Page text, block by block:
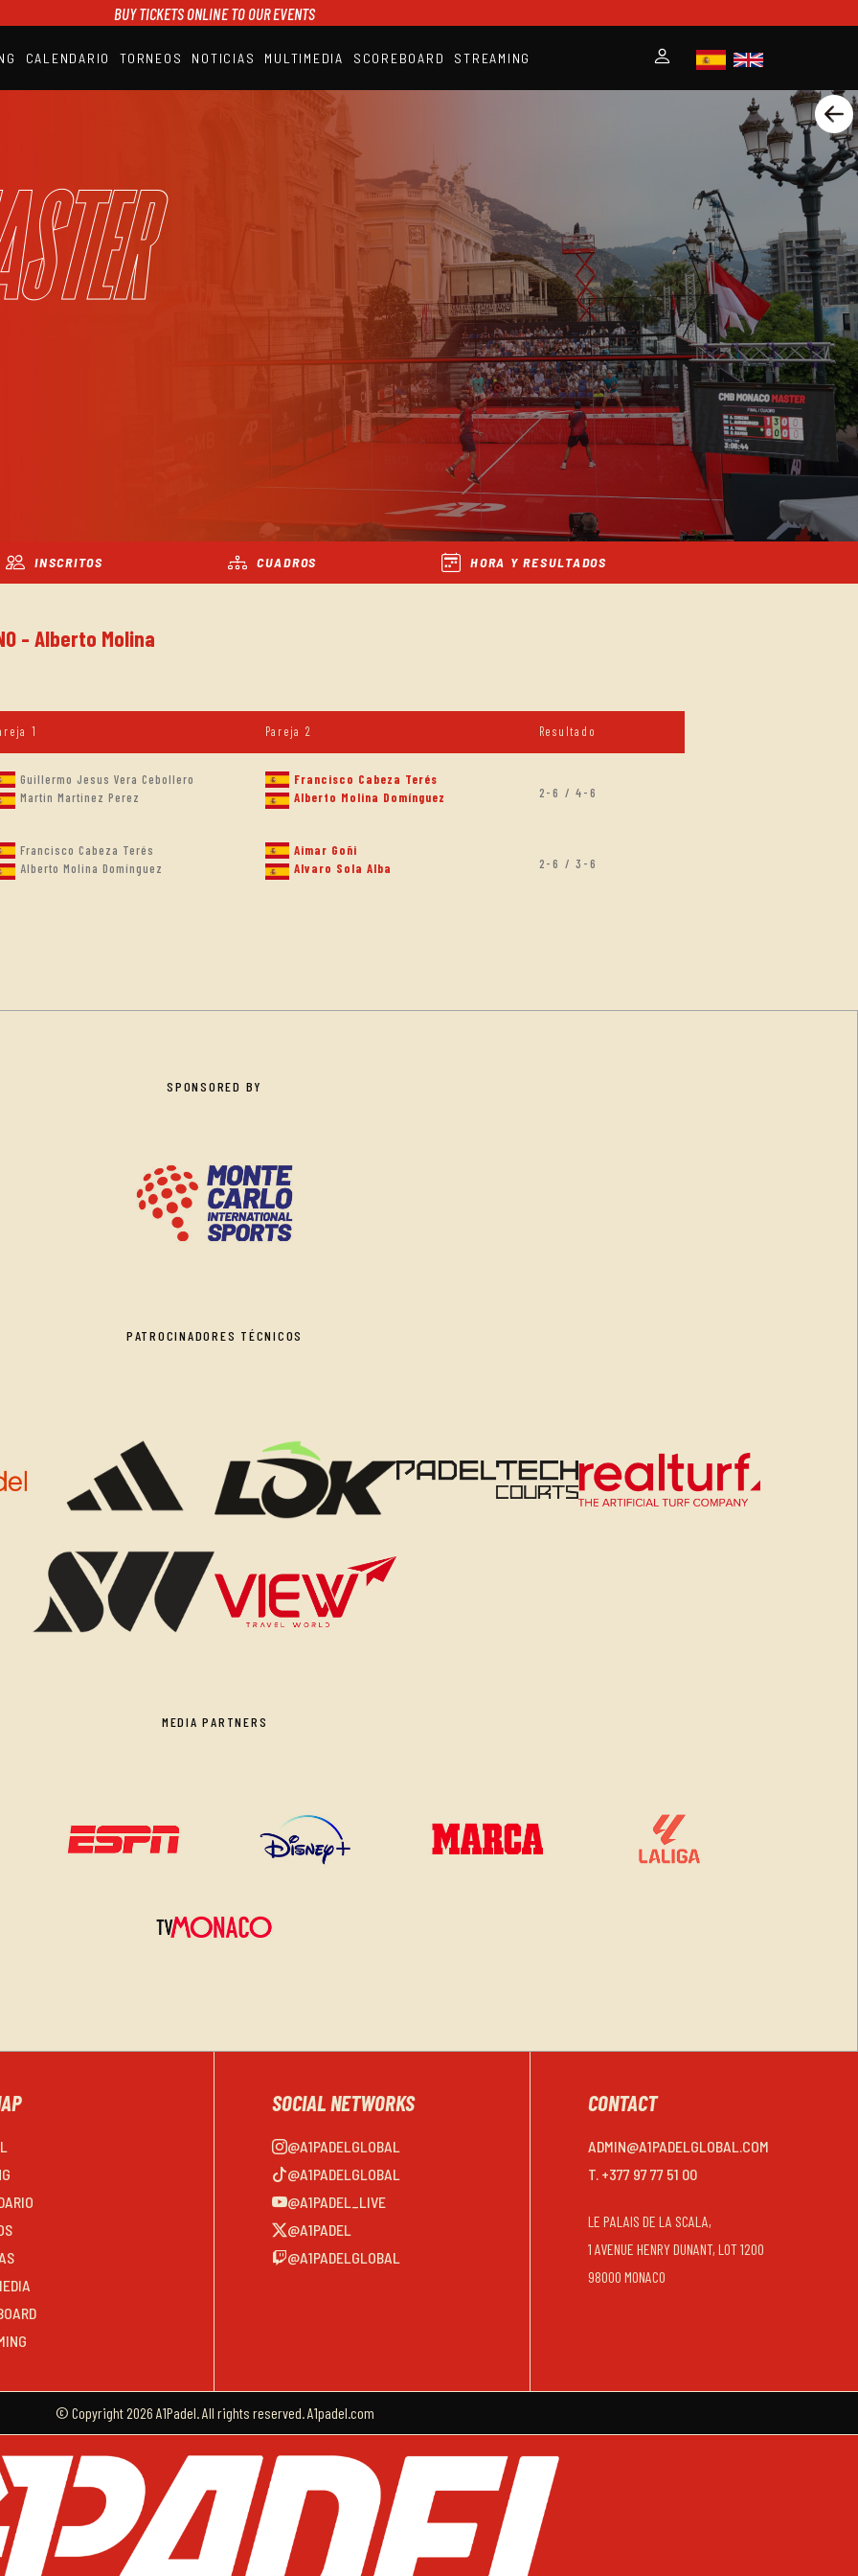
BUY TICKETS ONLINE TO OUR EVENTS
CALENDARIO TORNEOS NOTICIAS MULTIMEDIA SCOREBOARD STREAMING
SCOREBOARD
INSCRITOS CUADROS HORA Y RESULTADOS
- Alberto Molina
1 Pareja 2 Resultado
Guillermo Jesus Vera Cebollero
Martin Martinez Perez
Francisco Cabeza Terés
Alberto Molina Domínguez
2-6 / 4-6
Francisco Cabeza Terés
Alberto Molina Domínguez
Aimar Goñi
Alvaro Sola Alba
2-6 / 3-6
SPONSORED BY
PATROCINADORES TÉCNICOS
MEDIA PARTNERS
SOCIAL NETWORKS
@A1PADELGLOBAL
@A1PADELGLOBAL
@A1PADEL_LIVE
@A1PADEL
@A1PADELGLOBAL
CONTACT
ADMIN@A1PADELGLOBAL.COM
T. +377 97 77 51 00
LE PALAIS DE LA SCALA,
1 AVENUE HENRY DUNANT, LOT 1200
98000 MONACO
© Copyright 2026 A1Padel. All rights reserved. A1padel.com